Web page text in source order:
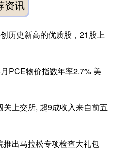
资讯
历史新高的优质股，21股上
PCE物价指数年率2.7% 美
上交所, 超9成收入来自前五
推出马拉松专项检查大礼包